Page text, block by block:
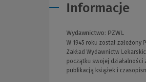
Informacje
Wydawnictwo: PZWL
W 1945 roku został założony
Zakład Wydawnictw
początku swojej działalności
publikacją książek i